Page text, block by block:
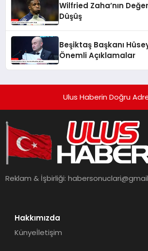
Wilfried Zaha’nın
Düşüş
Beşiktaş Başkanı
Önemli Açıklamalar
Ulus Haberin Doğru
Reklam & İşbirliği:
Hakkımızda
Künyeİletişim